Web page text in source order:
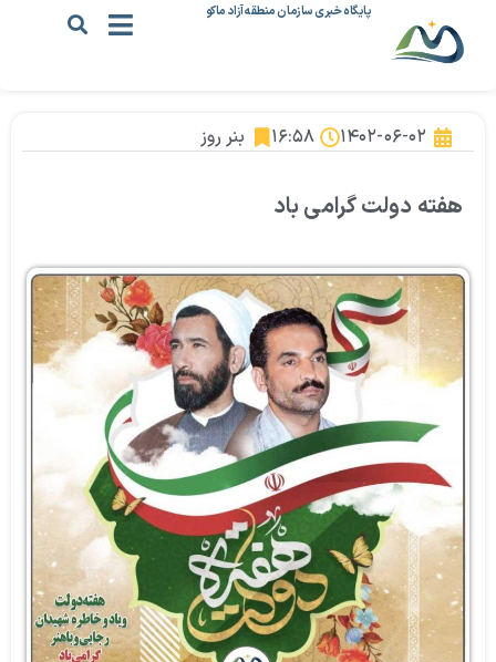
پایگاه خبری سازمان منطقه آزاد ماکو
۱۴۰۲-۰۶-۰۲ ۱۶:۵۸ بنر روز
هفته دولت گرامی باد